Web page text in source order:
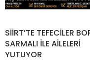
SİİRT’TE TEFECİLER
SARMALI İLE AİLELERİ
YUTUYOR